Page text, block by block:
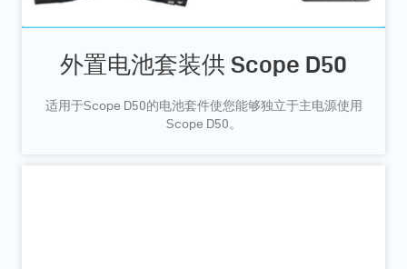
外置电池套装供 Scope D50
适用于Scope D50的电池套件使您能够独立于主电源使用
Scope D50。